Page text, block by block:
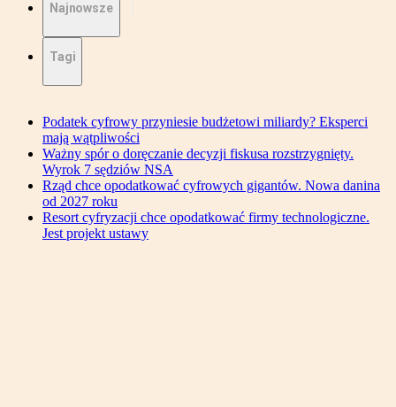
Najnowsze
Tagi
Podatek cyfrowy przyniesie budżetowi miliardy? Eksperci
mają wątpliwości
Ważny spór o doręczanie decyzji fiskusa rozstrzygnięty.
Wyrok 7 sędziów NSA
Rząd chce opodatkować cyfrowych gigantów. Nowa danina
od 2027 roku
Resort cyfryzacji chce opodatkować firmy technologiczne.
Jest projekt ustawy